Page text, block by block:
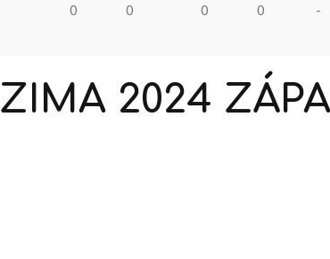
0 0 0 0 -
ZIMA 2024